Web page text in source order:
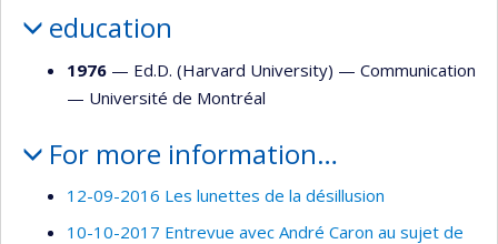
education
1976 — Ed.D. (Harvard University) — Communication
— Université de Montréal
For more information…
12-09-2016 Les lunettes de la désillusion
10-10-2017 Entrevue avec André Caron au sujet de